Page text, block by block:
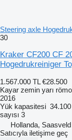
Steering axle
30
Kraker CF200 CF
Hogedrukreiniger
1.567.000 TL €28.500
Kayar zemin yarı
2016
Yük kapasitesi
sayısı 3
Hollanda, Saasveld
Satıcıyla iletişime geç